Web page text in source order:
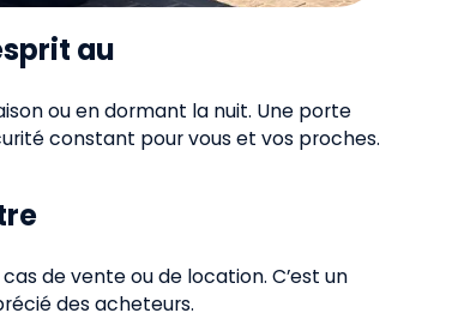
au
ou en dormant la nuit. Une porte
constant pour vous et vos proches.
de vente ou de location. C’est un
des acheteurs.